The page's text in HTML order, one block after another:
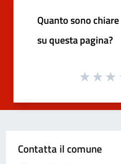
Quanto sono
su questa pagina?
Contatta il comune